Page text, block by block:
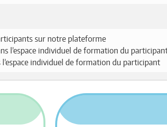
sur notre plateforme
l’espace individuel de formation du
individuel de formation du participant